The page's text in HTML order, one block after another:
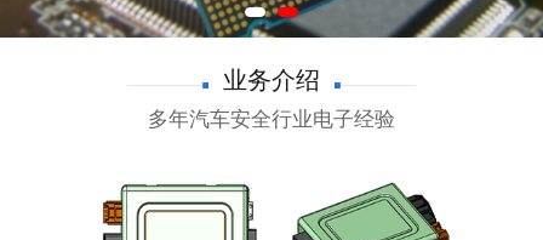
业务介绍
多年汽车安全行业电子经验